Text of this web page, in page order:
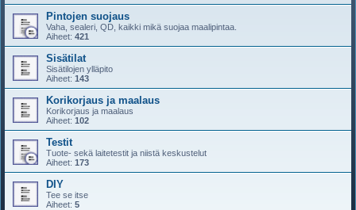
Pintojen suojaus
Vaha, sealeri, QD, kaikki mikä suojaa maalipintaa.
Aiheet: 421
Sisätilat
Sisätilojen ylläpito
Aiheet: 143
Korikorjaus ja maalaus
Korikorjaus ja maalaus
Aiheet: 102
Testit
Tuote- sekä laitetestit ja niistä keskustelut
Aiheet: 173
DIY
Tee se itse
Aiheet: 5